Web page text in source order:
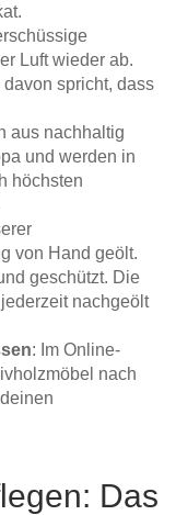
Luft wieder ab.
spricht, dass
aus nachhaltig
und werden in
höchsten
von Hand geölt.
geschützt. Die
nachgeölt
: Im Online-
nach
Das